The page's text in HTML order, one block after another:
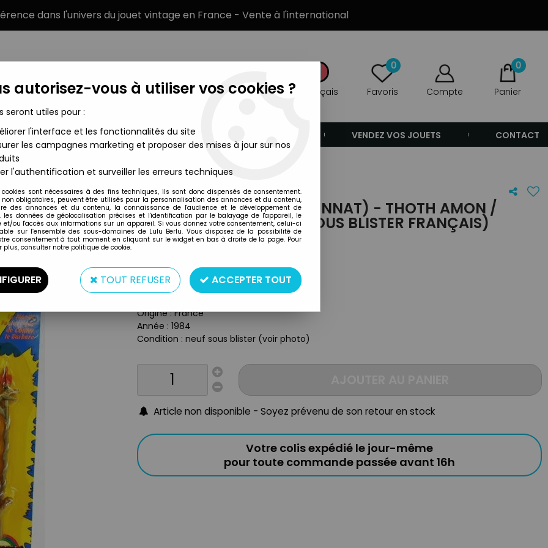
dans l'univers du jouet vintage en France - Vente à l'international
Français
0
Favoris Compte
0
Panier
MARQUES TYPE DE PRODUIT VENDEZ VOS JOUETS CONTACT
Delavennat) - Thoth Amon / Amon l'Ennemi (neuf sous blister français)
Remco
CONAN (REMCO-DELAVENNAT) - THOTH AMON /
AMON L'ENNEMI (NEUF SOUS BLISTER FRANÇAIS)
Type : figurine articulée
Matière : plastique
Origine : France
Année : 1984
Condition : neuf sous blister (voir photo)
Article non disponible - Soyez prévenu de son retour en stock
Votre colis expédié le jour-même
pour toute commande passée avant 16h
autorisez-vous à utiliser vos cookies ?
seront utiles pour :
l'interface et les fonctionnalités du site
les campagnes marketing et proposer des mises à jour sur nos
l'authentification et surveiller les erreurs techniques
cookies sont nécessaires à des fins techniques, ils sont donc dispensés de consentement.
non obligatoires, peuvent être utilisés pour la personnalisation des annonces et du contenu,
des annonces et du contenu, la connaissance de l'audience et le développement de
les données de géolocalisation précises et l'identification par le balayage de l'appareil, le
et/ou l'accès aux informations sur un appareil. Si vous donnez votre consentement, celui-ci
sur l’ensemble des sous-domaines de Lulu Berlu. Vous disposez de la possibilité de
consentement à tout moment en cliquant sur le widget en bas à droite de la page. Pour
plus, consulter notre politique de cookie.
TOUT REFUSER ACCEPTER TOUT